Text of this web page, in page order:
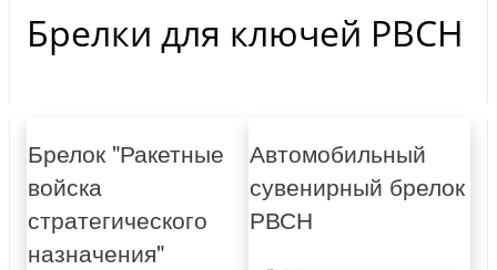
Брелки для ключей РВСН
Брелок "Ракетные
войска
стратегического
назначения"
Автомобильный
сувенирный брелок
РВСН